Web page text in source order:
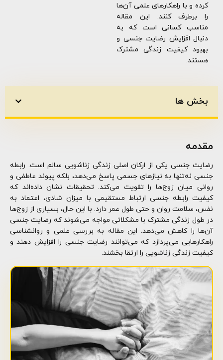
کرده و با راهکارهای علمی آن‌ها
را برطرف کنند. این مقاله
مناسب کسانی است که به
دنبال افزایش رضایت جنسی و
بهبود کیفیت زندگی مشترک
هستند.
بخش ها
مقدمه
رضایت جنسی یکی از ارکان اصلی زندگی زناشویی سالم است. رابطه
جنسی نه‌تنها به نیازهای جسمی پاسخ می‌دهد، بلکه پیوند عاطفی و
روانی میان زوج‌ها را تقویت می‌کند. تحقیقات نشان داده‌اند که
کیفیت رابطه جنسی ارتباط مستقیمی با میزان شادی، اعتماد به
نفس، سلامت روان و حتی طول عمر دارد. با این حال، بسیاری از زوج‌ها
در طول زندگی مشترک با مشکلاتی مواجه می‌شوند که رضایت جنسی
آن‌ها را کاهش می‌دهد. این مقاله به بررسی علمی و روانشناسی
راهکارهایی می‌پردازد که می‌توانند رضایت جنسی را افزایش دهند و
کیفیت زندگی زناشویی را ارتقا بخشند.